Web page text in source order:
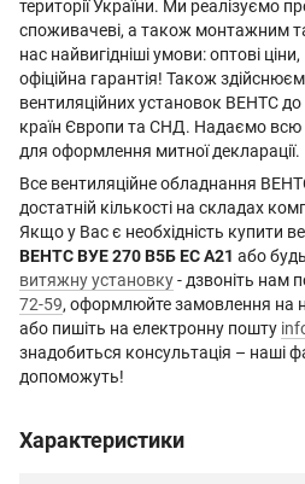
території України. Ми реалізуємо
споживачеві, а також монтажним
нас найвигідніші умови: оптові
офіційна гарантія! Також
вентиляційних установок ВЕНТС до
країн Європи та СНД. Надаємо всю
для оформлення митної декларації.
Все вентиляційне обладнання
достатній кількості на складах
Якщо у Вас є необхідність купити
ВЕНТС ВУЕ 270 В5Б EC А21 або
витяжну установку- дзвоніть нам
72-59, оформлюйте замовлення на
або пишіть на електронну пошту
знадобиться консультація – наші
допоможуть!
Характеристики